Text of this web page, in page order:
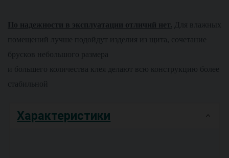
По надежности в эксплуатации отличий нет. Для влажных
помещений лучше подойдут изделия из щита, сочетание
брусков небольшого размера
и большего количества клея делают всю конструкцию более
стабильной
Характеристики